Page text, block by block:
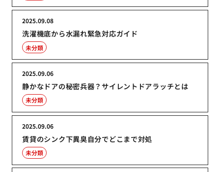
洗濯機底から水漏れ緊急対応ガイド
2025.09.08
未分類
静かなドアの秘密兵器？サイレントドアラッチとは
2025.09.06
未分類
賃貸のシンク下異臭自分でどこまで対処
2025.09.06
未分類